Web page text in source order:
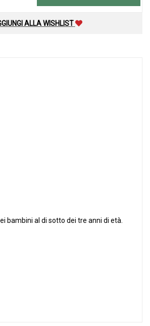
ALLA WISHLIST
bambini al di sotto dei tre anni di età.